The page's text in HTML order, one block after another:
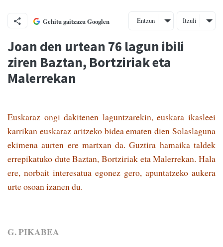
Gehitu gaitzazu Googlen Entzun Itzuli
Joan den urtean 76 lagun ibili
ziren Baztan, Bortziriak eta
Malerrekan
Euskaraz ongi dakitenen laguntzarekin, euskara ikasleei
karrikan euskaraz aritzeko bidea ematen dien Solaslaguna
ekimena aurten ere martxan da. Guztira hamaika taldek
errepikatuko dute Baztan, Bortziriak eta Malerrekan. Hala
ere, norbait interesatua egonez gero, apuntatzeko aukera
urte osoan izanen du.
G. PIKABEA